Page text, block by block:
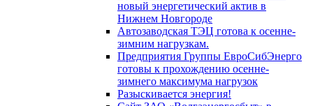
новый энергетический актив в
Нижнем Новгороде
Автозаводская ТЭЦ готова к осенне-
зимним нагрузкам.
Предприятия Группы ЕвроСибЭнерго
готовы к прохождению осенне-
зимнего максимума нагрузок
Разыскивается энергия!